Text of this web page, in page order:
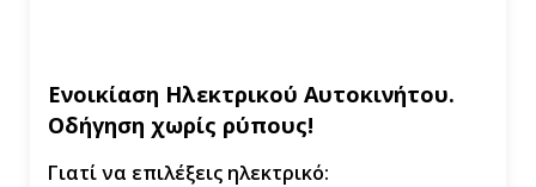
Ενοικίαση Ηλεκτρικού Αυτοκινήτου.
Οδήγηση χωρίς ρύπους!
Γιατί να επιλέξεις ηλεκτρικό: